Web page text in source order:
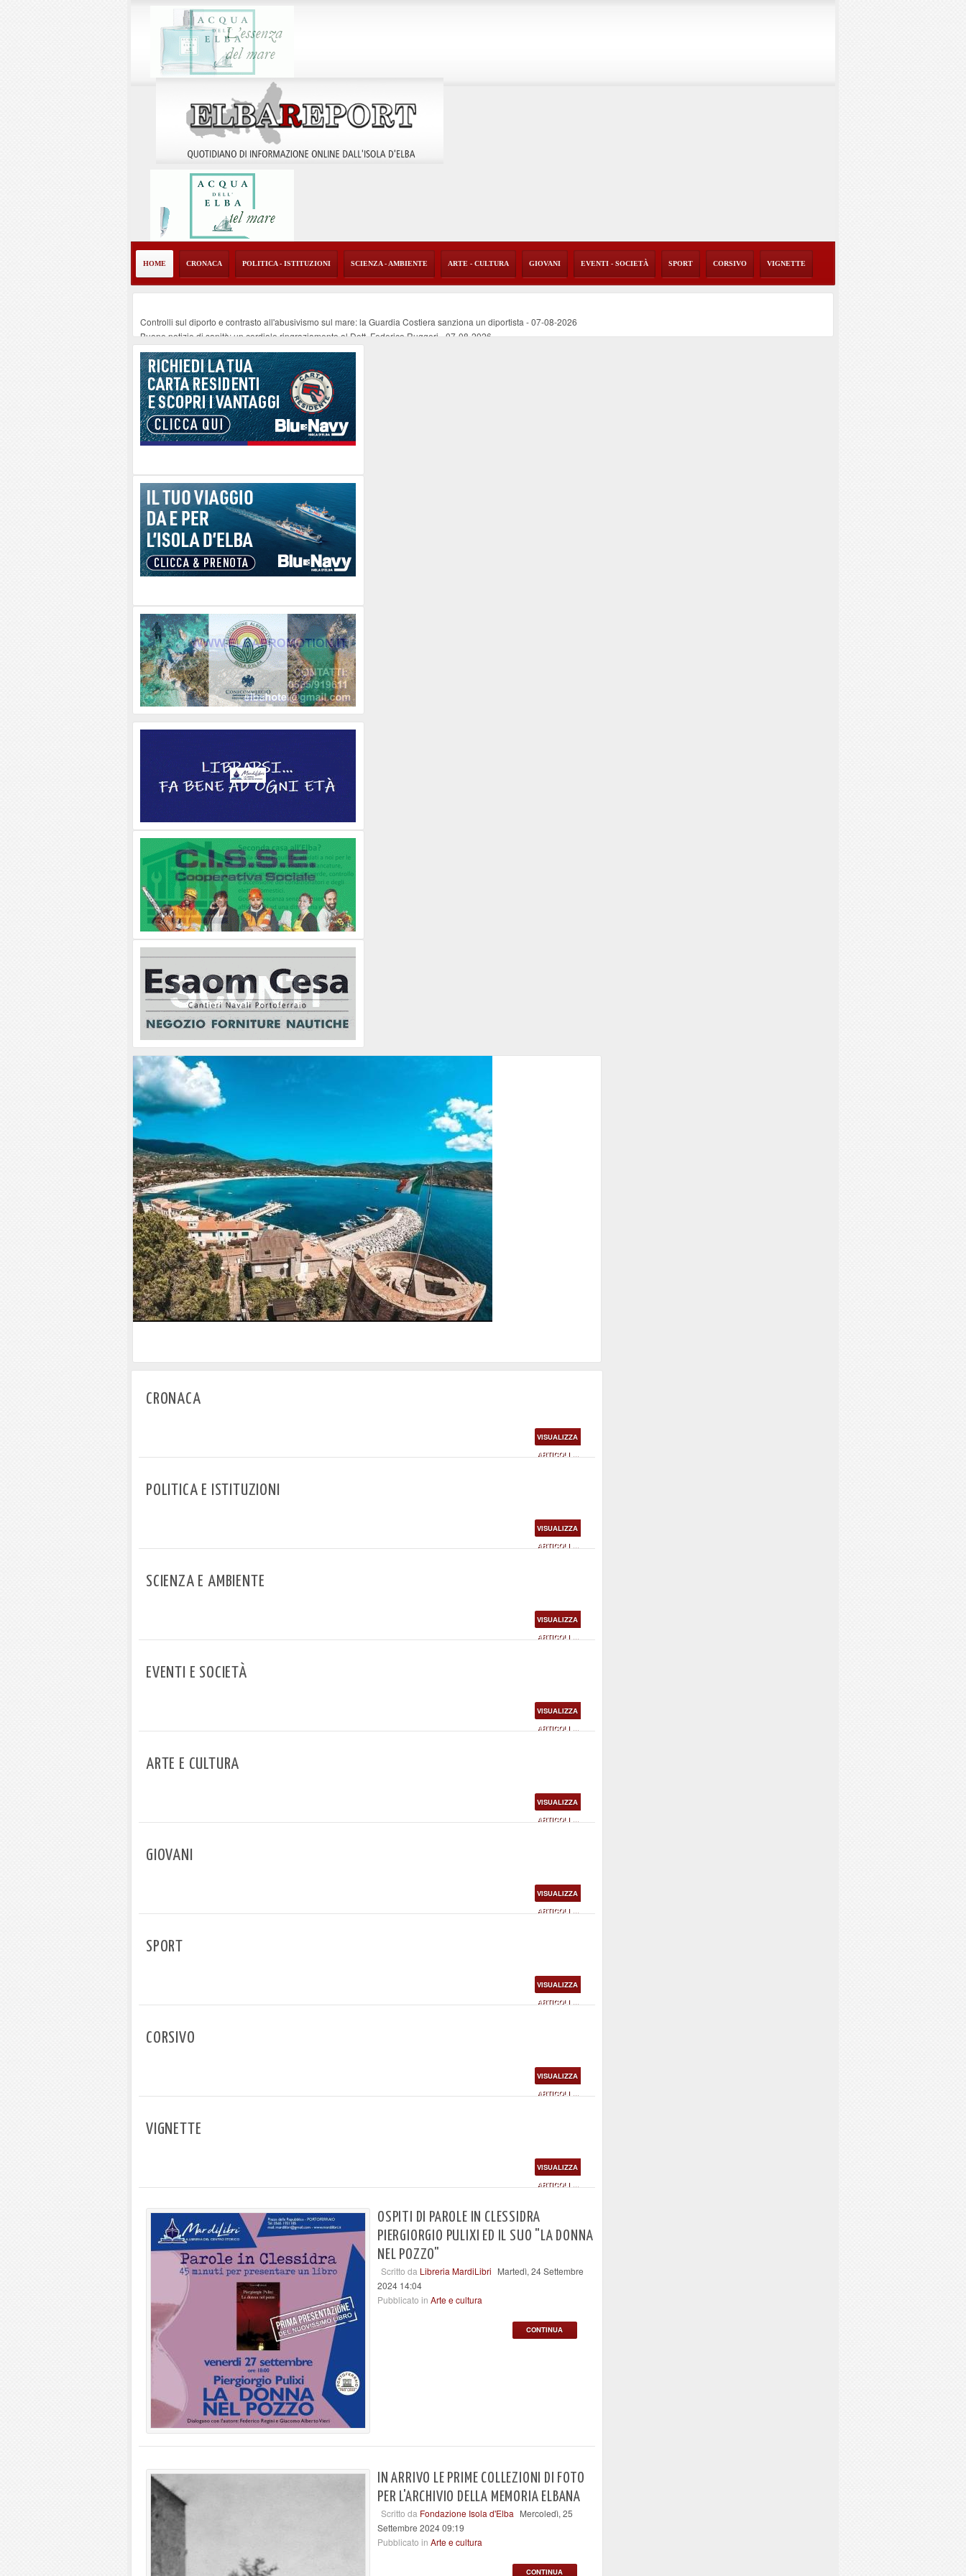
HOME CRONACA POLITICA - ISTITUZIONI SCIENZA - AMBIENTE ARTE - CULTURA GIOVANI EVENTI - SOCIETÀ SPORT CORSIVO VIGNETTE
Controlli sul diporto e contrasto all'abusivismo sul mare: la Guardia Costiera sanziona un diportista -07-08-2026
Buone notizie di sanità: un cordiale ringraziamento al Dott. Federico Ruggeri-07-08-2026
Altiero Spinelli e Ursula Hirschmann all'Elba: riaffiora una testimonianza del 1966
Capoliveri, potenziata la pulizia dei bordi stradali-07-08-2026
Marina di Campo tra i porti interessati dal nuovo piano dell'Autorità portuale regionale
CRONACA
VISUALIZZA
ARTICOLI ...
POLITICA E ISTITUZIONI
VISUALIZZA
ARTICOLI ...
SCIENZA E AMBIENTE
VISUALIZZA
ARTICOLI ...
EVENTI E SOCIETÀ
VISUALIZZA
ARTICOLI ...
ARTE E CULTURA
VISUALIZZA
ARTICOLI ...
GIOVANI
VISUALIZZA
ARTICOLI ...
SPORT
VISUALIZZA
ARTICOLI ...
CORSIVO
VISUALIZZA
ARTICOLI ...
VIGNETTE
VISUALIZZA
ARTICOLI ...
OSPITI DI PAROLE IN CLESSIDRA
PIERGIORGIO PULIXI ED IL SUO "LA DONNA
NEL POZZO"
Scritto da Libreria MardiLibri Martedì, 24 Settembre
2024 14:04
Pubblicato in Arte e cultura
CONTINUA
IN ARRIVO LE PRIME COLLEZIONI DI FOTO
PER L'ARCHIVIO DELLA MEMORIA ELBANA
Scritto da Fondazione Isola d'Elba Mercoledì, 25
Settembre 2024 09:19
Pubblicato in Arte e cultura
CONTINUA